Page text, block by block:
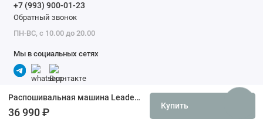
Распошивальная машина Leader VS 400D Cover Stitch плоскошовная машина
36 990 ₽
Купить
+7 (993) 900-01-23
Обратный звонок
ПН-ВС, с 10.00 до 20.00
Мы в социальных сетях